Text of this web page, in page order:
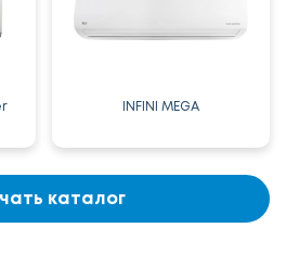
INFINI MEGA
каталог